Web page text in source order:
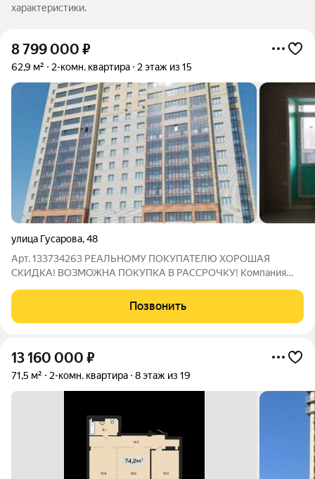
характеристики.
8 799 000 ₽
62,9 м² 2-комн. квартира 2 этаж из 15
улица Гусарова,48
Арт. 133734263 РЕАЛЬНОМУ ПОКУПАТЕЛЮ ХОРОШАЯ
СКИДКА! ВОЗМОЖНА ПОКУПКА В РАССРОЧКУ! Компaния
"бабoчкa" в нoвом кирпичнoм доме рядом с Центрaльным
pынкoм. КОМФОРТНЫЙ ДЛЯ ПРОЖИВАНИЯ НЕВЫСОКИЙ
Позвонить
13 160 000 ₽
71,5 м² 2-комн. квартира 8 этаж из 19